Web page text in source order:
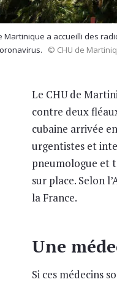
Martinique a accueilli des
© CHU de
Le CHU de
contre deux
cubaine arrivée
urgentistes et
pneumologue et
sur place. Selon
la France.
Une
Si ces médecins